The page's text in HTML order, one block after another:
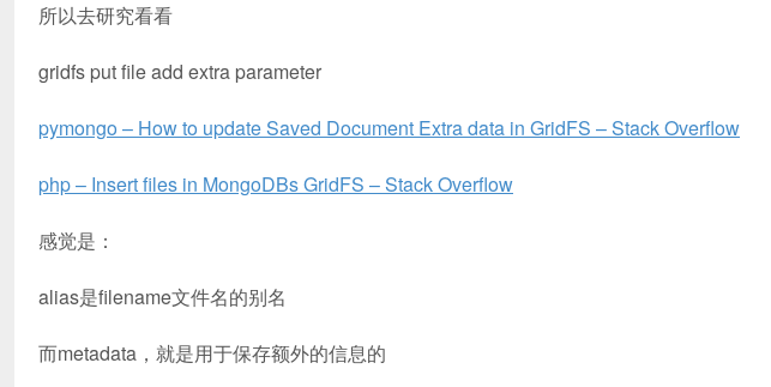
所以去研究看看
gridfs put file add extra parameter
pymongo – How to update Saved Document Extra data in GridFS – Stack Overflow
php – Insert files in MongoDBs GridFS – Stack Overflow
感觉是：
alias是filename文件名的别名
而metadata，就是用于保存额外的信息的